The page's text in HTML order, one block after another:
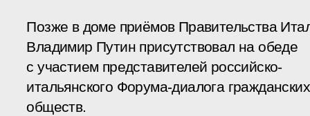
Позже в доме приёмов Правительства
Владимир Путин присутствовал на обеде
с участием представителей российско-
итальянского Форума-диалога гражданских
обществ.